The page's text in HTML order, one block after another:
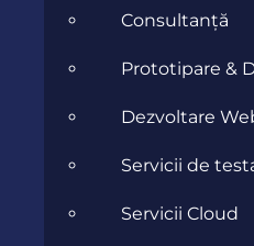
Consultanță
Prototipare &
Dezvoltare
Servicii de
Servicii Cloud